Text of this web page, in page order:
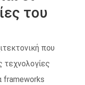
του
που
τεχνολογίες
frameworks